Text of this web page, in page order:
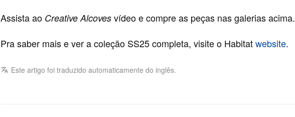
Assista ao Creative Alcoves vídeo e compre as peças nas galerias acima.
Pra saber mais e ver a coleção SS25 completa, visite o Habitatwebsite.
Este artigo foi traduzido automaticamente do inglês.